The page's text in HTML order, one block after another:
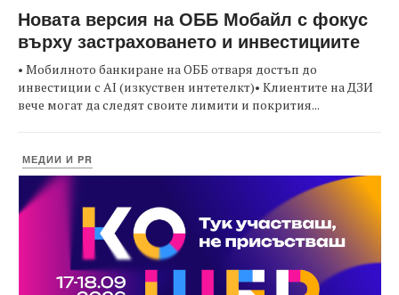
Новата версия на ОББ Мобайл с фокус
върху застраховането и инвестициите
• Мобилното банкиране на ОББ отваря достъп до
инвестиции с AI (изкуствен интетелкт)• Клиентите на ДЗИ
вече могат да следят своите лимити и покрития...
МЕДИИ И PR